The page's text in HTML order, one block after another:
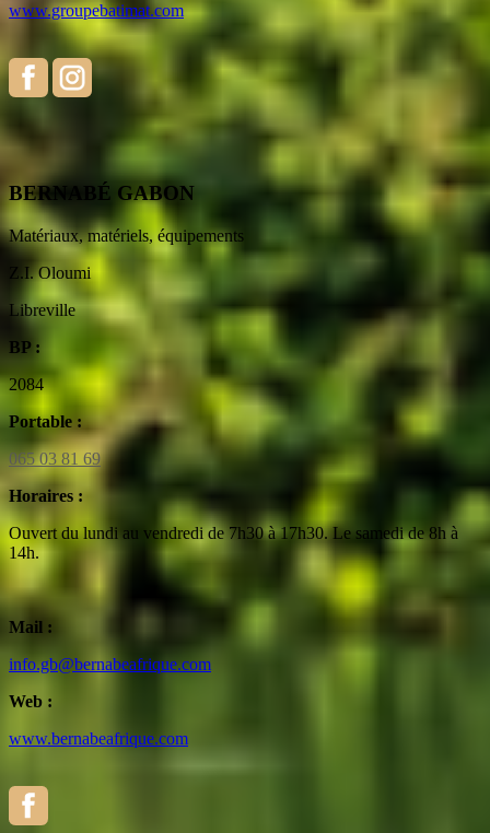
www.groupebatimat.com
BERNABÉ GABON
Matériaux, matériels, équipements
Z.I. Oloumi
Libreville
BP :
2084
Portable :
065 03 81 69
Horaires :
Ouvert du lundi au vendredi de 7h30 à 17h30. Le samedi de 8h à
14h.
Mail :
info.gb@bernabeafrique.com
Web :
www.bernabeafrique.com